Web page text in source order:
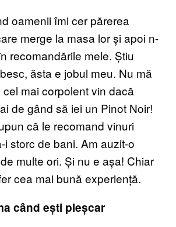
oamenii îmi cer părerea
merge la masa lor și apoi n-
recomandările mele. Știu
ăsta e jobul meu. Nu mă
mai corpolent vin dacă
de gând să iei un Pinot Noir!
că le recomand vinuri
storc de bani. Am auzit-o
multe ori. Și nu e așa! Chiar
cea mai bună experiență.
când ești pleșcar